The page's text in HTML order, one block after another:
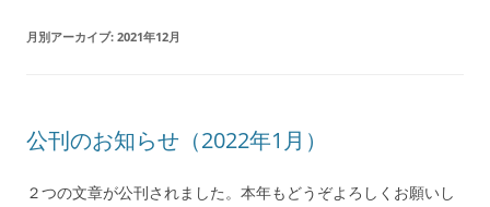
月別アーカイブ: 2021年12月
公刊のお知らせ（2022年1月）
２つの文章が公刊されました。本年もどうぞよろしくお願いし